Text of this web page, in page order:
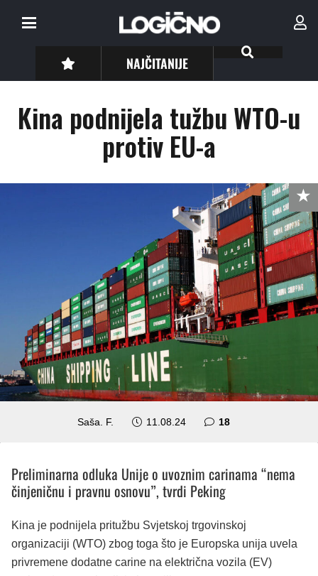
NAJČITANIJE
Kina podnijela tužbu WTO-u
protiv EU-a
Saša. F. 11.08.24 18komentara
Preliminarna odluka Unije o uvoznim carinama “nema
činjeničnu i pravnu osnovu”, tvrdi Peking
Kina je podnijela pritužbu Svjetskoj trgovinskoj
organizaciji (WTO) zbog toga što je Europska unija uvela
privremene dodatne carine na električna vozila (EV)